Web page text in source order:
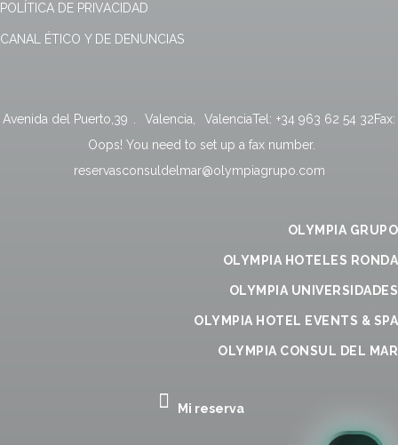
POLÍTICA DE PRIVACIDAD
CANAL ÉTICO Y DE DENUNCIAS
Avenida del Puerto,39 . Valencia, ValenciaTel: +34 963 62 54 32Fax:
Oops! You need to set up a fax number.
reservasconsuldelmar@olympiagrupo.com
OLYMPIA GRUPO
OLYMPIA HOTELES RONDA
OLYMPIA UNIVERSIDADES
OLYMPIA HOTEL EVENTS & SPA
OLYMPIA CONSUL DEL MAR
Mi reserva